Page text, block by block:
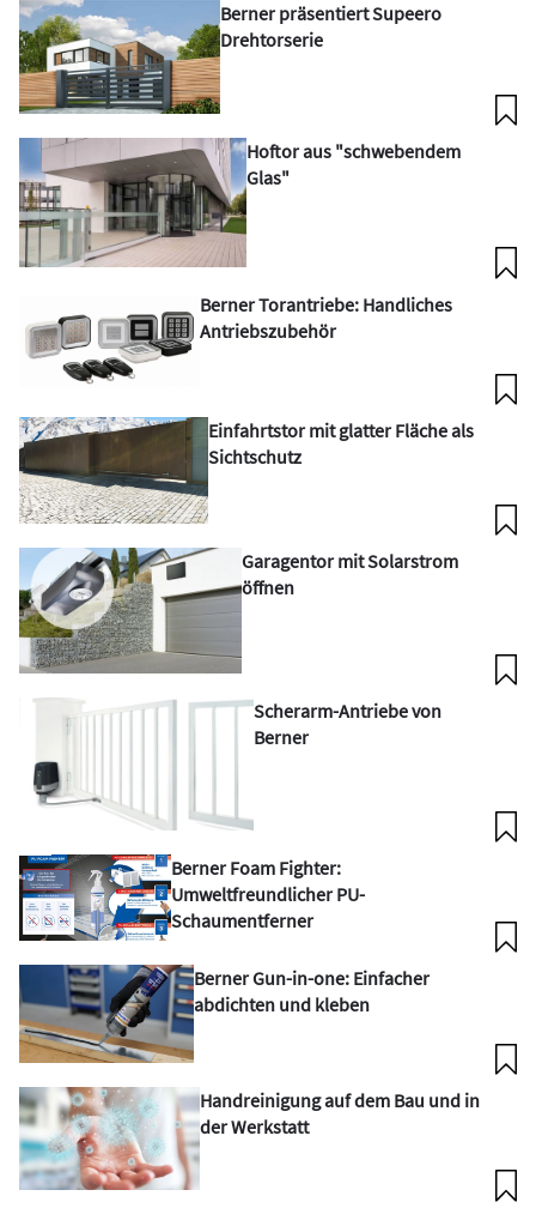
Berner präsentiert Supeero
Drehtorserie
Hoftor aus "schwebendem
Glas"
Berner Torantriebe: Handliches
Antriebszubehör
Einfahrtstor mit glatter Fläche als
Sichtschutz
Garagentor mit Solarstrom
öffnen
Scherarm-Antriebe von
Berner
Berner Foam Fighter:
Umweltfreundlicher PU-
Schaumentferner
Berner Gun-in-one: Einfacher
abdichten und kleben
Handreinigung auf dem Bau und in
der Werkstatt